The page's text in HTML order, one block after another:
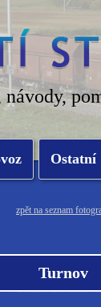
návody,
Ostatní
zpět na seznam
Turnov